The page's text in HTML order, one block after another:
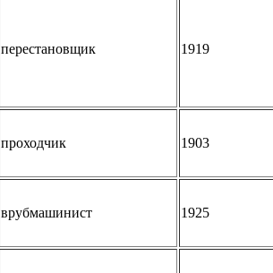
перестановщик 1919
проходчик 1903
врубмашинист 1925